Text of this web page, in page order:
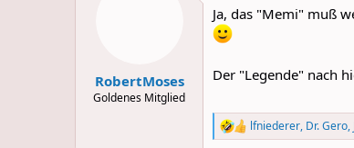
i
o
n
:
RobertMoses
Goldenes Mitglied
Ja, das "Memi" muß
Der "Legende" nach
R
lfniederer, Dr. Gero,